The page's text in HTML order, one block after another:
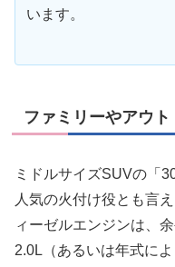
います。
ファミリーやアウ
ミドルサイズSUVの「
人気の火付け役とも言
ィーゼルエンジンは、
2.0L（あるいは年式に